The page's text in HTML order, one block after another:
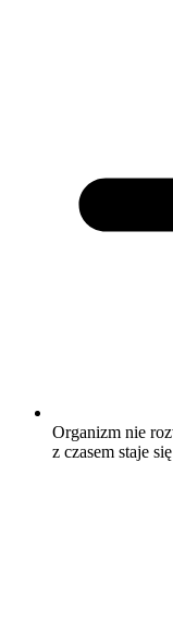
Organizm nie
z czasem staje